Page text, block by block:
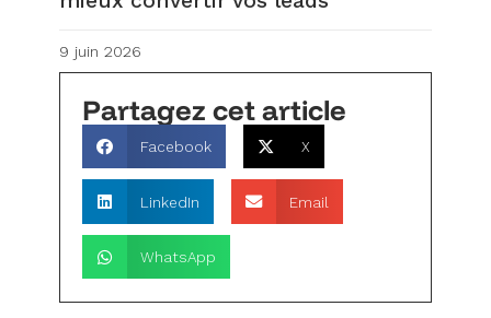
9 juin 2026
Partagez cet article
Facebook X
LinkedIn Email
WhatsApp